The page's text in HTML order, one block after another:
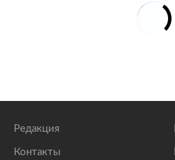
Редакция
Контакты